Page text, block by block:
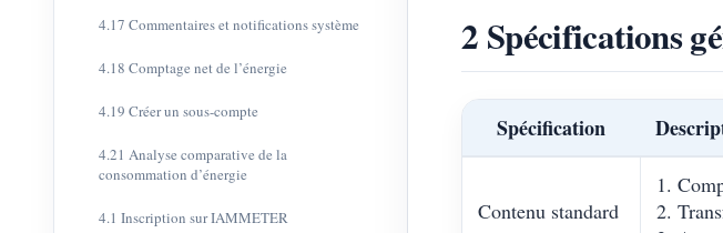
4.17 Commentaires et notifications système
4.18 Comptage net de l’énergie
4.19 Créer un sous-compte
4.21 Analyse comparative de la
consommation d’énergie
4.1 Inscription sur IAMMETER
2 Spécifications
Spécification
Contenu standard
1.
2.